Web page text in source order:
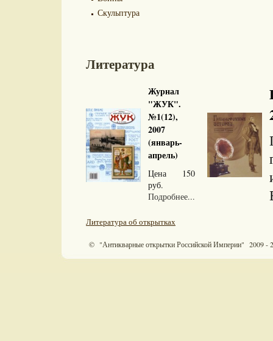
Скульптура
Литература
Журнал
"ЖУК".
№1(12),
2007
(январь-
апрель)
Цена 150
руб.
Подробнее...
Литература об открытках
© "Антикварные открытки Российской Империи" 2009 -